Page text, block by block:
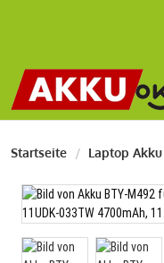
Startseite Laptop Akku